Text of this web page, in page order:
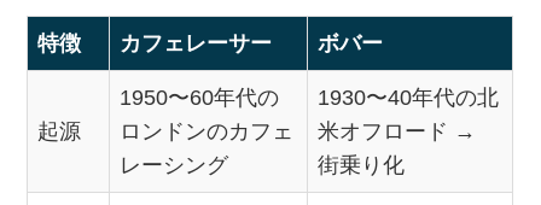
特徴 カフェレーサー ボバー
起源
1950〜60年代の
ロンドンのカフェ
レーシング
1930〜40年代の北
米オフロード →
街乗り化